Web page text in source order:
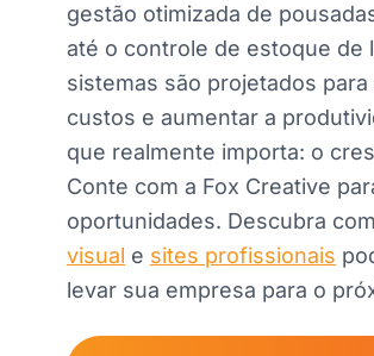
gestão otimizada de
até o controle de estoque de
sistemas são projetados
custos e aumentar a
que realmente importa: o
Conte com a Fox Creative
oportunidades. Descubra
visual e sites profissionais
levar sua empresa para o